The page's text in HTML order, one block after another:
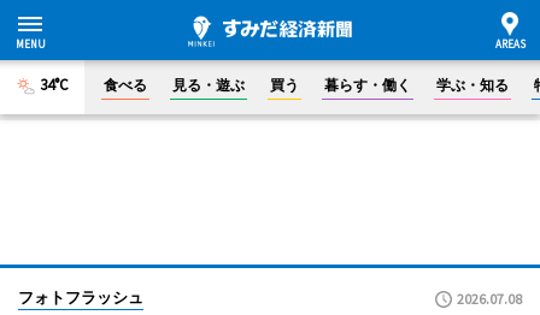
34°C 食べる 見る・遊ぶ 買う 暮らす・働く 学ぶ・知る
フォトフラッシュ 2026.07.08